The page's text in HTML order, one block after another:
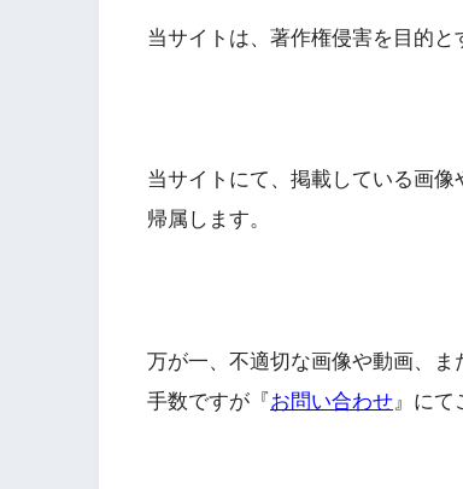
当サイトは、著作権侵害を目的と
当サイトにて、掲載している画
帰属します。
万が一、不適切な画像や動画、
手数ですが『お問い合わせ 』にて